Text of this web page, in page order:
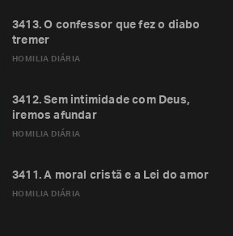
HOMILIA DIÁRIA
3413. O confessor que fez o diabo
tremer
HOMILIA DIÁRIA
3412. Sem intimidade com Deus,
iremos afundar
HOMILIA DIÁRIA
3411. A moral cristã e a Lei do amor